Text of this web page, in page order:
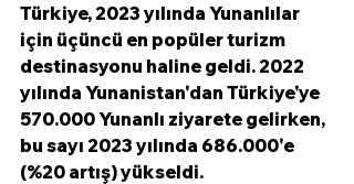
Türkiye, 2023 yılında Yunanlılar
için üçüncü en popüler turizm
destinasyonu haline geldi. 2022
yılında Yunanistan'dan Türkiye'ye
570.000 Yunanlı ziyarete gelirken,
bu sayı 2023 yılında 686.000'e
(%20 artış) yükseldi.